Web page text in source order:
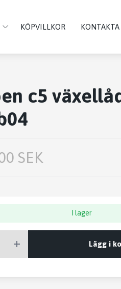
KÖPVILLKOR KONTAKTA
c5
SEK
I lager
Lägg i